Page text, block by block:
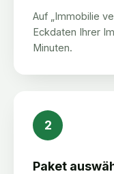
Auf „Immobilie
Eckdaten Ihrer
Minuten.
2
Paket